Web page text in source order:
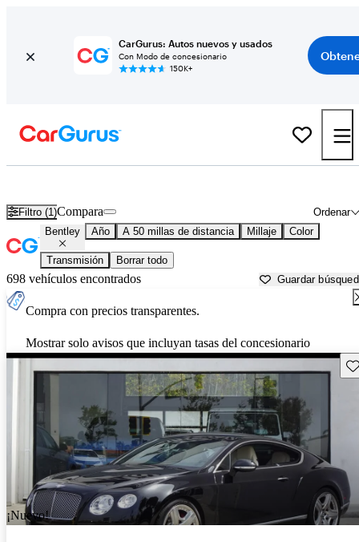
CarGurus: Autos nuevos y usados
Con Modo de concesionario
150K+
Filtro (1) Ordenar
Compara
Bentley Año A 50 millas de distancia Millaje Color
Transmisión Borrar todo
698 vehículos encontrados Guardar
Compra con precios transparentes.
Mostrar solo avisos que incluyan tasas del concesionario
¡Nuevo!